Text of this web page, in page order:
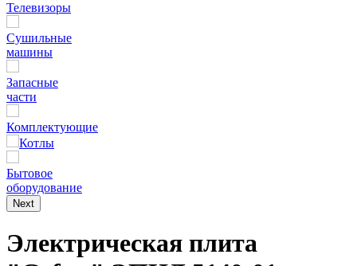
Телевизоры
Сушильные
машины
Запасные
части
Комплектующие
Котлы
Бытовое
оборудование
Next
Электрическая плита